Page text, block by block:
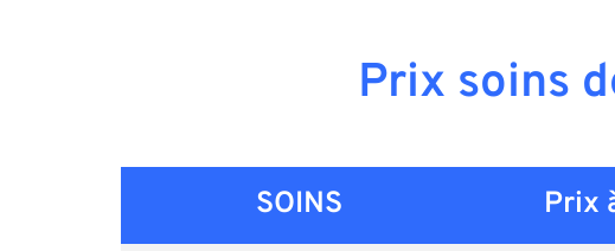
Prix soins
SOINS Prix